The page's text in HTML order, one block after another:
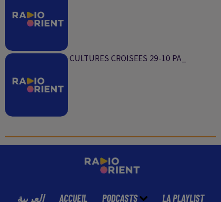
CULTURES CROISEES 29-10 PA_
العربية ACCUEIL PODCASTS LA PLAYLIST